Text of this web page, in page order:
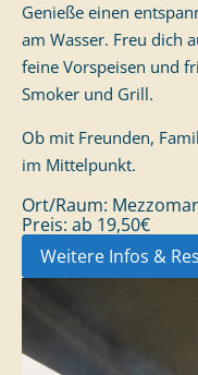
Genieße einen
am Wasser. Freu dich
feine Vorspeisen und
Smoker und Grill.
Ob mit Freunden,
im Mittelpunkt.
Ort/Raum: Mezzomar
Preis: ab 19,50€
Weitere Infos &